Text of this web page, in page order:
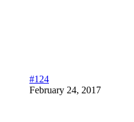
#124
February 24, 2017